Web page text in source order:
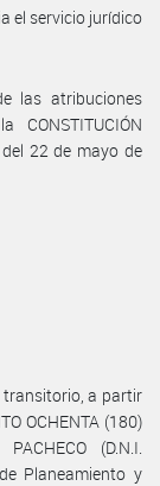
el servicio jurídico
las atribuciones
22 de mayo de
transitorio, a partir
OCHENTA (180)
(D.N.I.
Planeamiento y